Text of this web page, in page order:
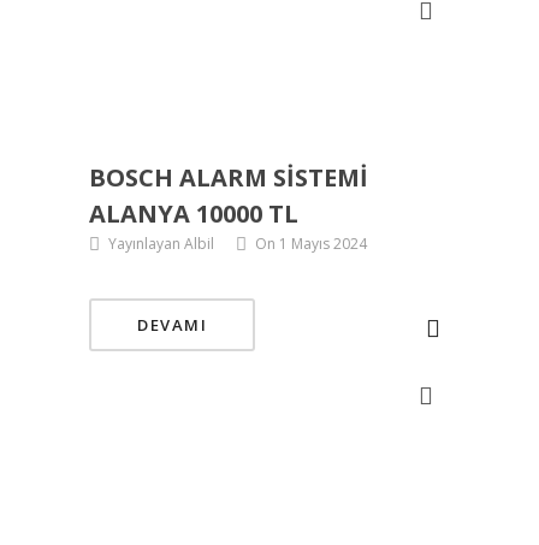
BOSCH ALARM SISTEMI
ALANYA 10000 TL
Yayınlayan Albil On 1 Mayıs 2024
DEVAMI